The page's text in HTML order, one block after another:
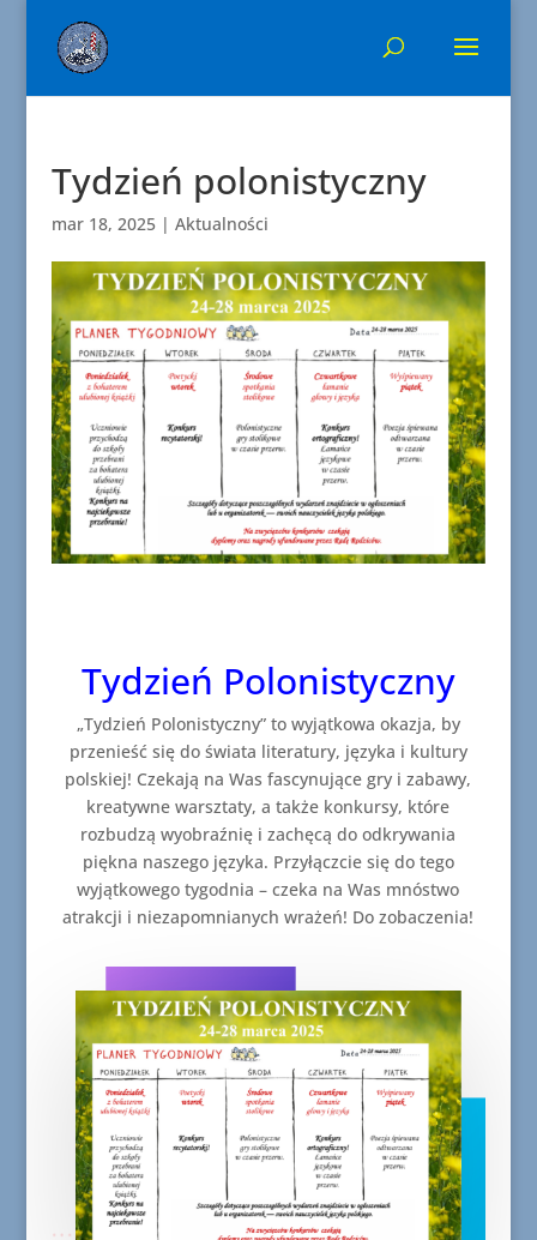
Tydzień polonistyczny
mar 18, 2025| Aktualności
Tydzień Polonistyczny
„Tydzień Polonistyczny” to wyjątkowa okazja, by
przenieść się do świata literatury, języka i kultury
polskiej! Czekają na Was fascynujące gry i zabawy,
kreatywne warsztaty, a także konkursy, które
rozbudzą wyobraźnię i zachęcą do odkrywania
piękna naszego języka. Przyłączcie się do tego
wyjątkowego tygodnia – czeka na Was mnóstwo
atrakcji i niezapomnianych wrażeń! Do zobaczenia!